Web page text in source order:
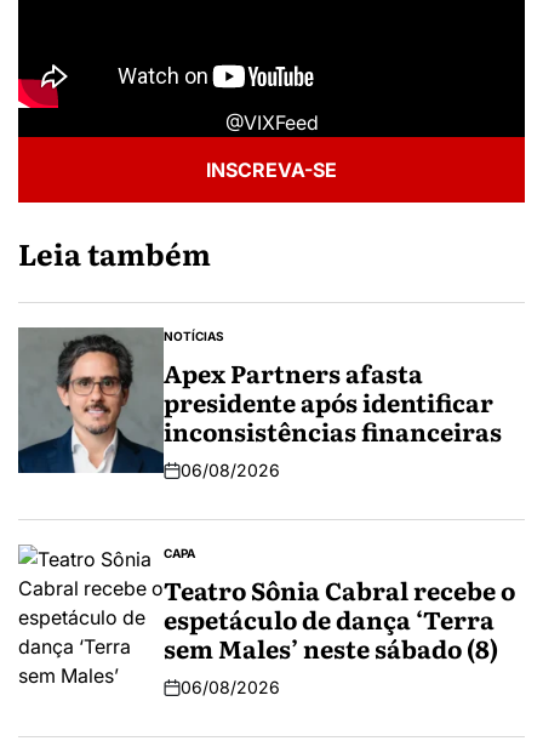
@VIXFeed
INSCREVA-SE
Leia também
NOTÍCIAS
Apex Partners afasta
presidente após identificar
inconsistências financeiras
06/08/2026
CAPA
Teatro Sônia Cabral recebe o
espetáculo de dança ‘Terra
sem Males’ neste sábado (8)
06/08/2026